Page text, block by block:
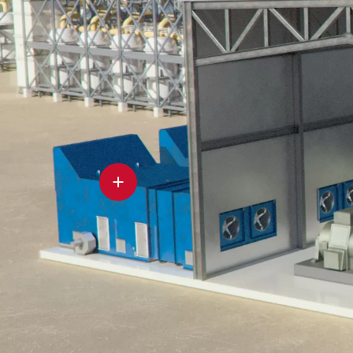
Ventilazione
della
sala
macchine